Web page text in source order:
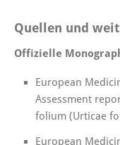
Quellen und
Offizielle
European
Assessment
folium (Urticae
European